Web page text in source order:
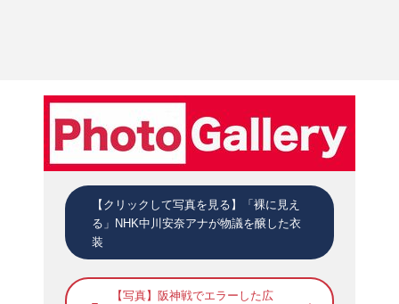
【クリックして写真を見る】「裸に見え
る」NHK中川安奈アナが物議を醸した衣
装
【写真】阪神戦でエラーした広